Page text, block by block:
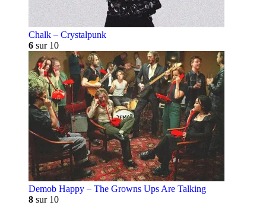
Chalk – Crystalpunk
6 sur 10
Demob Happy – The Growns Ups Are Talking
8 sur 10